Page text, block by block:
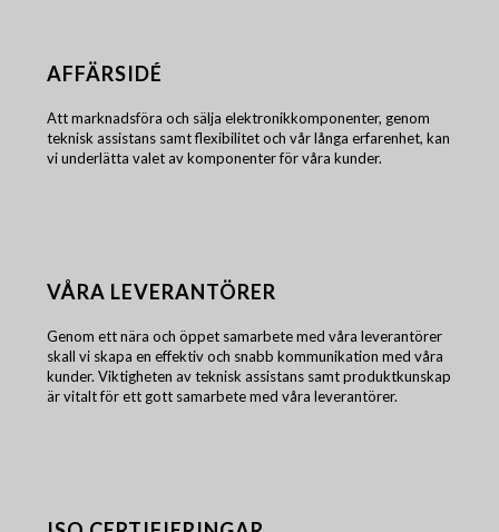
AFFÄRSIDÉ
Att marknadsföra och sälja elektronikkomponenter, genom
teknisk assistans samt flexibilitet och vår långa erfarenhet, kan
vi underlätta valet av komponenter för våra kunder.
VÅRA LEVERANTÖRER
Genom ett nära och öppet samarbete med våra leverantörer
skall vi skapa en effektiv och snabb kommunikation med våra
kunder. Viktigheten av teknisk assistans samt produktkunskap
är vitalt för ett gott samarbete med våra leverantörer.